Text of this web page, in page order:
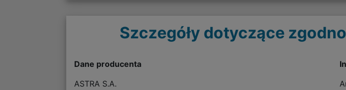
Szczegóły dotyczące
Dane producenta
ASTRA S.A.